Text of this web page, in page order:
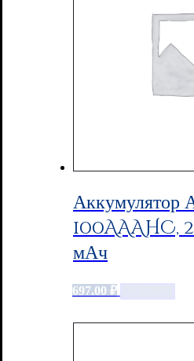
Аккумулятор
100AAAHC,
мАч
697.00 ₽